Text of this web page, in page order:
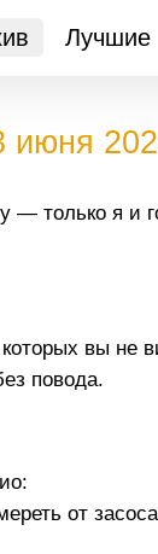
Лучшие
июня
— только я и
вы не
повода.
от